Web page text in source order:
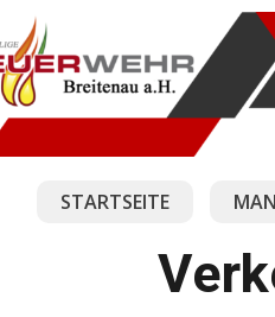
STARTSEITE